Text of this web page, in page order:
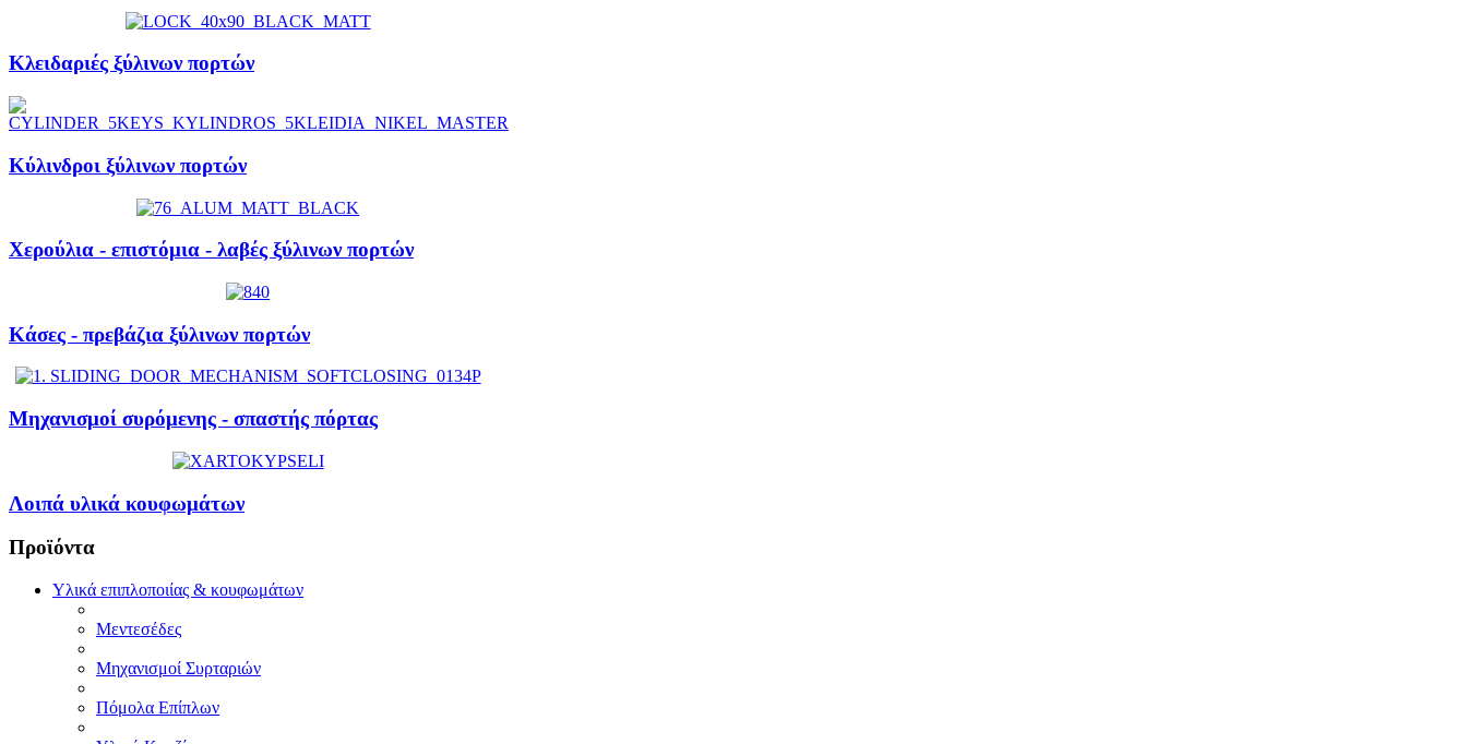
Κλειδαριές ξύλινων πορτών
Κύλινδροι ξύλινων πορτών
Χερούλια - επιστόμια - λαβές ξύλινων πορτών
Κάσες - πρεβάζια ξύλινων πορτών
Μηχανισμοί συρόμενης - σπαστής πόρτας
Λοιπά υλικά κουφωμάτων
Προϊόντα
Υλικά επιπλοποιίας & κουφωμάτων
Μεντεσέδες
Μηχανισμοί Συρταριών
Πόμολα Επίπλων